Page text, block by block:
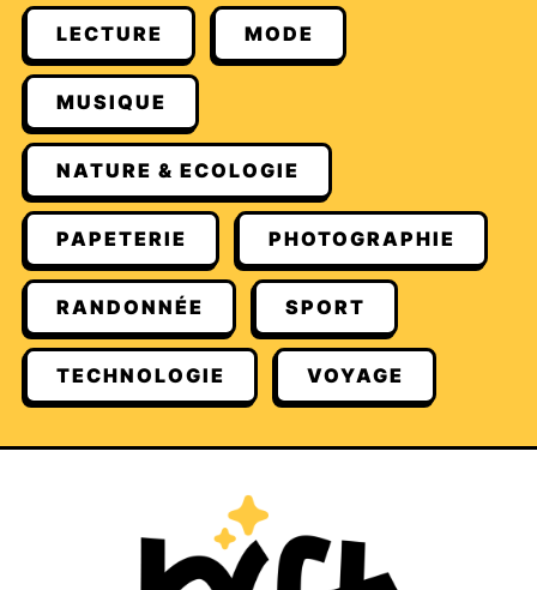
LECTURE MODE
MUSIQUE
NATURE & ECOLOGIE
PAPETERIE PHOTOGRAPHIE
RANDONNÉE SPORT
TECHNOLOGIE VOYAGE